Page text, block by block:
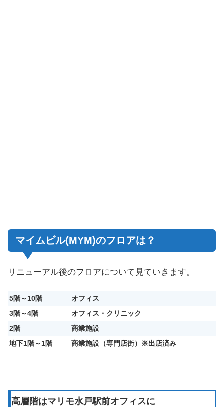
マイムビル(MYM)のフロアは？
リニューアル後のフロアについて見ていきます。
5階～10階
オフィス
3階～4階
オフィス・クリニック
2階
商業施設
地下1階～1階
商業施設（専門店街）※出店済み
高層階はマリモ水戸駅前オフィスに